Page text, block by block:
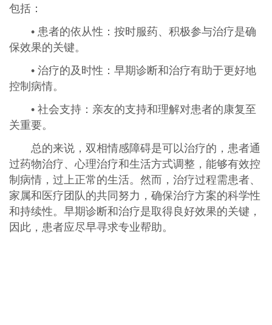
包括：
• 患者的依从性：按时服药、积极参与治疗是确
保效果的关键。
• 治疗的及时性：早期诊断和治疗有助于更好地
控制病情。
• 社会支持：亲友的支持和理解对患者的康复至
关重要。
总的来说，双相情感障碍是可以治疗的，患者通
过药物治疗、心理治疗和生活方式调整，能够有效控
制病情，过上正常的生活。然而，治疗过程需患者、
家属和医疗团队的共同努力，确保治疗方案的科学性
和持续性。早期诊断和治疗是取得良好效果的关键，
因此，患者应尽早寻求专业帮助。